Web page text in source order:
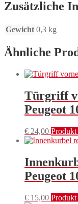
Zusätzliche
Gewicht 0,3 kg
Ähnliche
Türgriff
Peugeot
€ 24,00 Produkt
Peugeot
€ 15,00 Produkt